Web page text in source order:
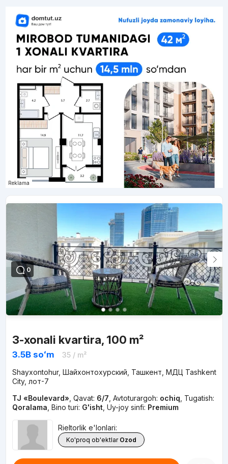
Reklama
0
3-xonali kvartira, 100 m²
3.5B soʻm 35/ m²
Shayxontohur, Шайхонтохурский, Ташкент, МДЦ Tashkent
City, лот-7
TJ «Boulevard» Qavat: 6/7 Avtoturargoh: ochiq Tugatish:
Qoralama Bino turi: G'isht, Uy-joy sinfi: Premium
Rieltorlik e'lonlari:
Ko'proq ob'ektlar Ozod